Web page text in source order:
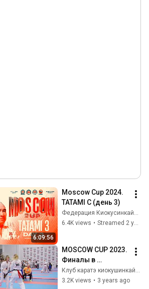
6:09:56
Moscow Cup 2024.
TATAMI C (день 3)
Федерация Киокусинкайкан России
6.4K views • Streamed 2 years ago
MOSCOW CUP 2023.
Финалы в
категориях
женщин и мужчин
Клуб каратэ киокушинкай МГФКК МИЦУДЕН
3.2K views • 3 years ago